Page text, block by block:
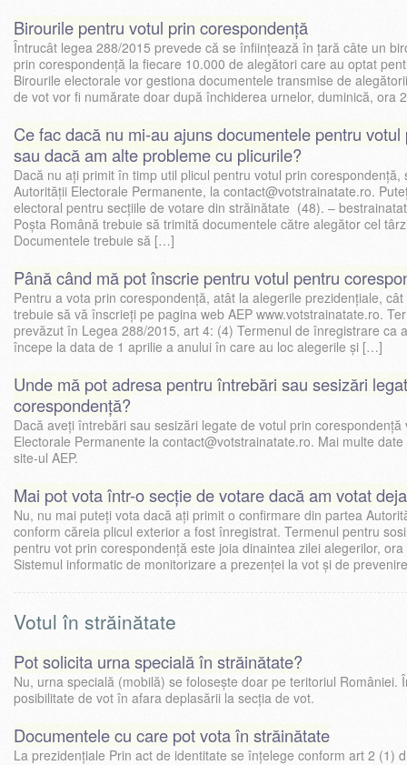
Birourile pentru votul prin corespondență
Întrucât legea 288/2015 prevede că se înființează în țară câte un
prin corespondență la fiecare 10.000 de alegători care au optat
Birourile electorale vor gestiona documentele transmise de
de vot vor fi numărate doar după închiderea urnelor, duminică, ora
Ce fac dacă nu mi-au ajuns documentele pentru
sau dacă am alte probleme cu plicurile?
Dacă nu ați primit în timp util plicul pentru votul prin corespondență,
Autorității Electorale Permanente, la contact@votstrainatate.ro.
electoral pentru secțiile de votare din străinătate (48). –
Poșta Română trebuie să trimită documentele către alegător cel
Documentele trebuie să […]
Până când mă pot înscrie pentru votul pentru
Pentru a vota prin corespondență, atât la alegerile prezidențiale,
trebuie să vă înscrieți pe pagina web AEP www.votstrainatate.ro.
prevăzut în Legea 288/2015, art 4: (4) Termenul de înregistrare ca
începe la data de 1 aprilie a anului în care au loc alegerile și […]
Unde mă pot adresa pentru întrebări sau sesizări
corespondență?
Dacă aveți întrebări sau sesizări legate de votul prin
Electorale Permanente la contact@votstrainatate.ro. Mai multe
site-ul AEP.
Mai pot vota într-o secție de votare dacă am votat
Nu, nu mai puteți vota dacă ați primit o confirmare din partea
conform căreia plicul exterior a fost înregistrat. Termenul pentru
pentru vot prin corespondență este joia dinaintea zilei alegerilor,
Sistemul informatic de monitorizare a prezenței la vot și de
Votul în străinătate
Pot solicita urna specială în străinătate?
Nu, urna specială (mobilă) se folosește doar pe teritoriul României.
posibilitate de vot în afara deplasării la secția de vot.
Documentele cu care pot vota în străinătate
La prezidențiale Prin act de identitate se înțelege conform art 2 (1)